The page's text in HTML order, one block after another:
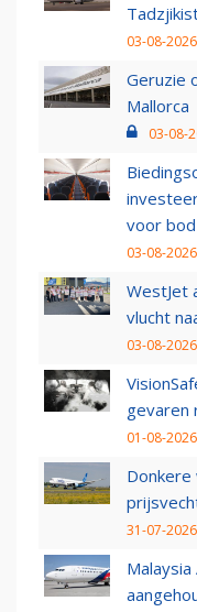
03-08-
Geruzie
Mallorca
03-08-
voor bod
03-08-
WestJet
vlucht
03-08-
gevaren
01-08-
Donkere
31-07-